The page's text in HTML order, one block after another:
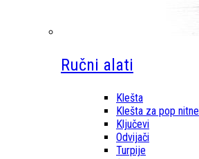
Ručni alati
Klešta
Klešta za pop nitne
Ključevi
Odvijači
Turpije